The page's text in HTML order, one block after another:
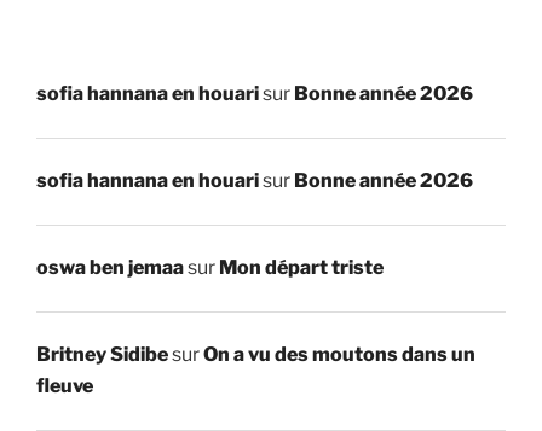
sofia hannana en houarisur Bonne année 2026
sofia hannana en houarisur Bonne année 2026
oswa ben jemaasur Mon départ triste
Britney SidibesurOn a vu des moutons dans un
fleuve